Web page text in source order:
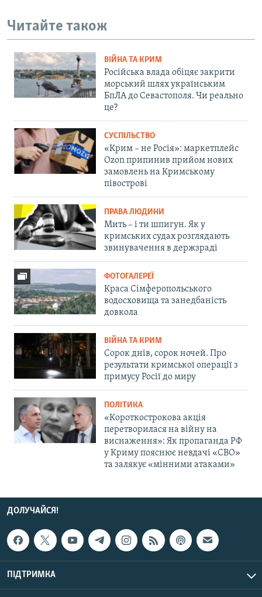
Читайте також
ВІЙНА ТА КРИМ
Російська влада обіцяє закрити
морський шлях українським
БпЛА до Севастополя. Чи реально
це?
СУСПІЛЬСТВО
«Крим – не Росія»: маркетплейс
Ozon припинив прийом нових
замовлень на Кримському
півострові
ПРАВА ЛЮДИНИ
Мить – і ти шпигун. Як у
кримських судах розглядають
звинувачення в держзраді
ФОТОГАЛЕРЕЇ
Краса Сімферопольського
водосховища та занедбаність
довкола
ВІЙНА ТА КРИМ
Сорок днів, сорок ночей. Про
результати кримської операції з
примусу Росії до миру
ПОЛІТИКА
«Короткострокова акція
перетворилася на війну на
виснаження»: Як пропаганда РФ
у Криму пояснює невдачі «СВО»
та залякує «мінними атаками»
ДОЛУЧАЙСЯ!
ПІДТРИМКА